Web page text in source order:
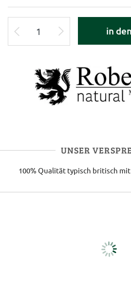
in
UNSER
100% Qualität typisch britisch